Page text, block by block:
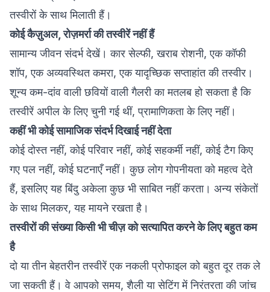
तस्वीरों के साथ मिलाती हैं।
कोई कैज़ुअल, रोज़मर्रा की तस्वीरें नहीं हैं
सामान्य जीवन संदर्भ देखें। कार सेल्फी, खराब रोशनी, एक कॉफी
शॉप, एक अव्यवस्थित कमरा, एक यादृच्छिक सप्ताहांत की तस्वीर।
शून्य कम-दांव वाली छवियों वाली गैलरी का मतलब हो सकता है कि
तस्वीरें अपील के लिए चुनी गई थीं, प्रामाणिकता के लिए नहीं।
कहीं भी कोई सामाजिक संदर्भ दिखाई नहीं देता
कोई दोस्त नहीं, कोई परिवार नहीं, कोई सहकर्मी नहीं, कोई टैग किए
गए पल नहीं, कोई घटनाएँ नहीं। कुछ लोग गोपनीयता को महत्व देते
हैं, इसलिए यह बिंदु अकेला कुछ भी साबित नहीं करता। अन्य संकेतों
के साथ मिलकर, यह मायने रखता है।
तस्वीरों की संख्या किसी भी चीज़ को सत्यापित करने के लिए बहुत कम
है
दो या तीन बेहतरीन तस्वीरें एक नकली प्रोफाइल को बहुत दूर तक ले
जा सकती हैं। वे आपको समय, शैली या सेटिंग में निरंतरता की जांच